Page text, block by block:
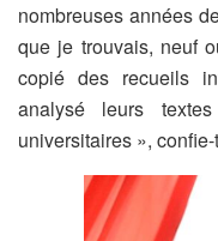
nombreuses années
que je trouvais, neuf
copié des recueils
analysé leurs
universitaires »,